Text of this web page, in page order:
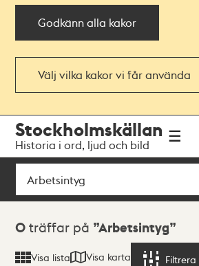
Godkänn alla kakor
Välj vilka kakor vi får använda
navigationen
huvudinnehållet
Stockholmskällan
Historia i ord, ljud och bild
Sök
Sökresultat
0 träffar på Arbetsintyg
Visa lista Visa karta Filtrera